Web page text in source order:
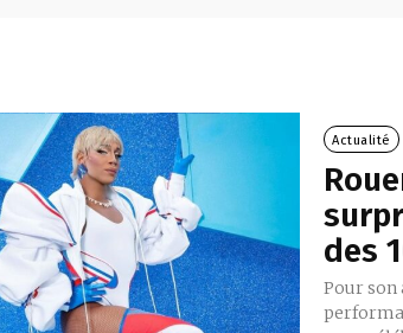
Actualité
des
Pour son